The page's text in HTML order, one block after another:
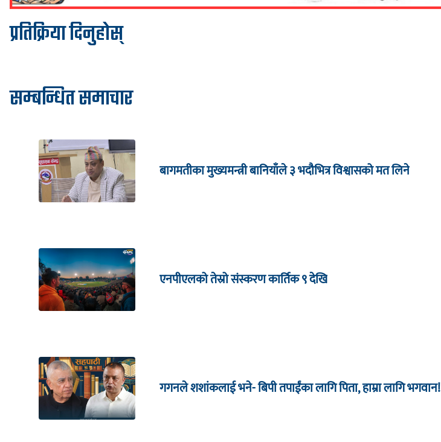
प्रतिक्रिया दिनुहोस्
सम्बन्धित समाचार
बागमतीका मुख्यमन्त्री बानियाँले ३ भदौभित्र विश्वासको मत लिने
एनपीएलको तेस्रो संस्करण कार्तिक ९ देखि
गगनले शशांकलाई भने- बिपी तपाईंका लागि पिता, हाम्रा लागि भगवान!